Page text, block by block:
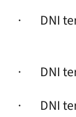
· DNI
· DNI
· DNI